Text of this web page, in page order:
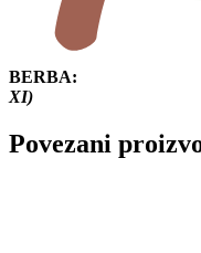
XI)
Povezani